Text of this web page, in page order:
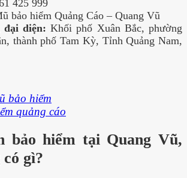
425 999
bảo hiểm Quảng Cáo – Quang Vũ
đại diện: Khối phố Xuân Bắc, phường
thành phố Tam Kỳ, Tỉnh Quảng Nam,
bảo hiểm
quảng cáo
bảo hiểm tại Quang Vũ,
gì?